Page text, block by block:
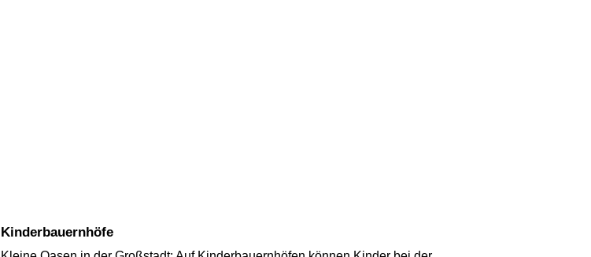
Kinderbauernhöfe